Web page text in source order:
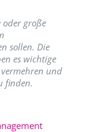
große
sollen. Die
es wichtige
vermehren und
finden.